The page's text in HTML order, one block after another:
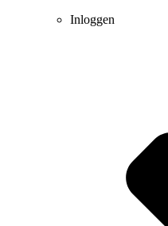
Inloggen